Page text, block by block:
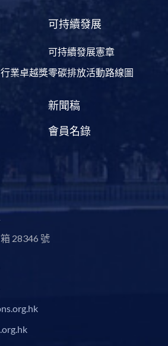
業卓越獎
可持續發展
可持續發展憲章
零碳排放活動路線圖
新聞稿
會員名錄
28346 號